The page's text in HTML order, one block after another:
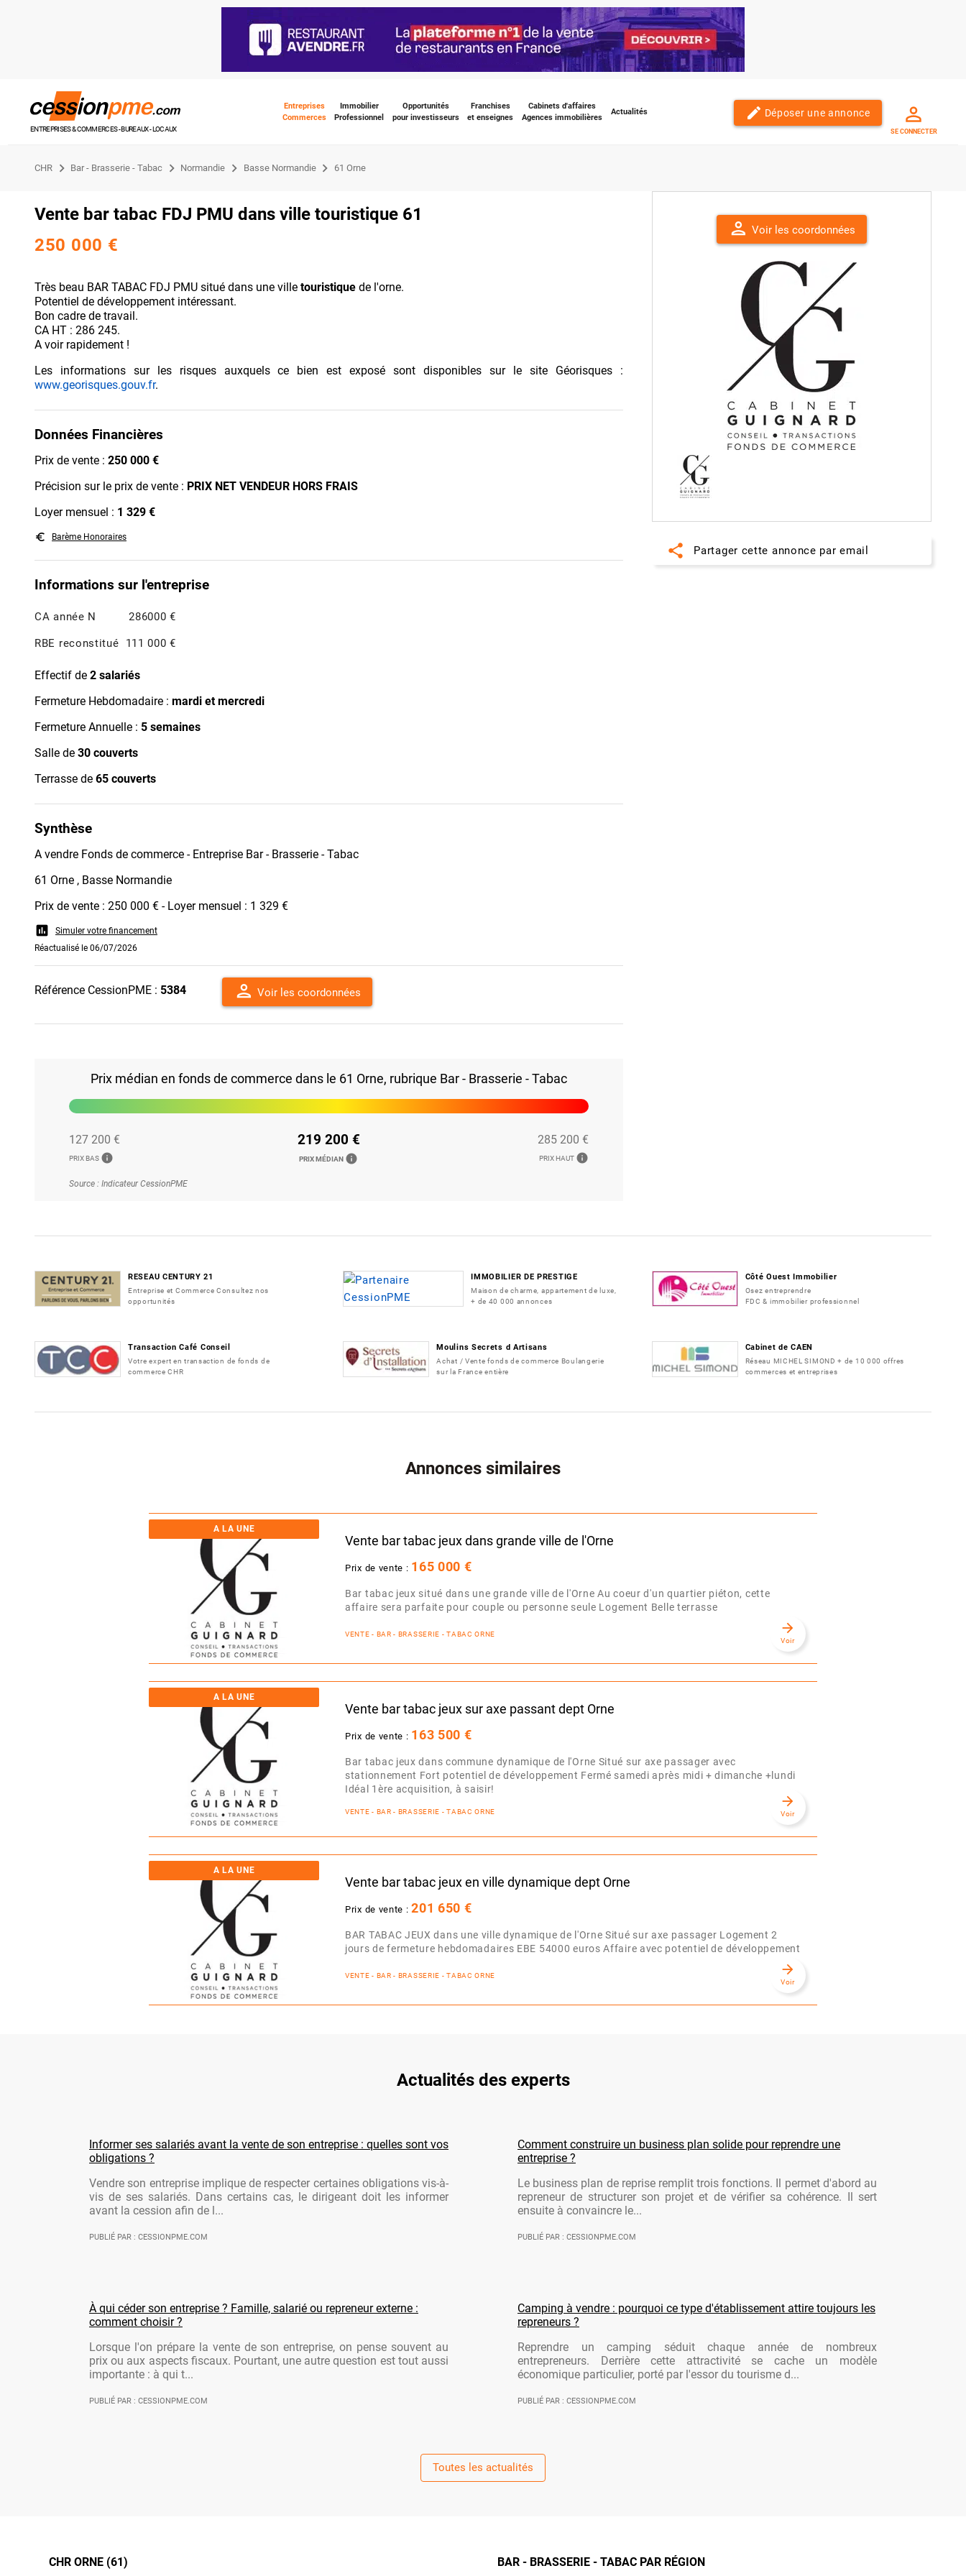
ENTREPRISES & COMMERCES - BUREAUX - LOCAUX
Entreprises
Commerces
Immobilier
Professionnel
Opportunités
pour investisseurs
Franchises
et enseignes
Cabinets d'affaires
Agences immobilières
Actualités edit Déposer une annonce
SE CONNECTER
CHR Bar - Brasserie - Tabac Normandie Basse Normandie 61 Orne
Vente bar tabac FDJ PMU dans ville touristique 61
250 000 €
Très beau BAR TABAC FDJ PMU situé dans une ville touristique de l'orne.
Potentiel de développement intéressant.
Bon cadre de travail.
CA HT : 286 245.
A voir rapidement !
Les informations sur les risques auxquels ce bien est exposé sont disponibles sur le site Géorisques :
www.georisques.gouv.fr.
Données Financières
Prix de vente : 250 000 €
Précision sur le prix de vente : PRIX NET VENDEUR HORS FRAIS
Loyer mensuel : 1 329 €
euro_symbol Barème Honoraires
Informations sur l'entreprise
CA année N 286000 €
RBE reconstitué 111 000 €
Effectif de 2 salariés
Fermeture Hebdomadaire : mardi et mercredi
Fermeture Annuelle : 5 semaines
Salle de 30 couverts
Terrasse de 65 couverts
Synthèse
A vendre Fonds de commerce - Entreprise Bar - Brasserie - Tabac
61 Orne , Basse Normandie
Prix de vente : 250 000 € - Loyer mensuel : 1 329 €
assessment
Simuler votre financement
Réactualisé le 06/07/2026
Référence CessionPME : 5384 person Voir les coordonnées
Prix médian en fonds de commerce dans le 61 Orne, rubrique Bar - Brasserie - Tabac
127 200 €
PRIX BAS info
219 200 €
PRIX MÉDIAN info
285 200 €
PRIX HAUT info
Source : Indicateur CessionPME
person Voir les coordonnées
share Partager cette annonce par email
RESEAU CENTURY 21
Entreprise et Commerce Consultez nos
opportunités
IMMOBILIER DE PRESTIGE
Maison de charme, appartement de luxe,
+ de 40 000 annonces
Côté Ouest Immobilier
Osez entreprendre
FDC & immobilier professionnel
Transaction Café Conseil
Votre expert en transaction de fonds de
commerce CHR
Moulins Secrets d Artisans
Achat / Vente fonds de commerce Boulangerie
sur la France entière
Cabinet de CAEN
Réseau MICHEL SIMOND + de 10 000 offres
commerces et entreprises
Annonces similaires
A LA UNE
Vente bar tabac jeux dans grande ville de l'Orne
Prix de vente : 165 000 €
Bar tabac jeux situé dans une grande ville de l'Orne Au coeur d'un quartier piéton, cette
affaire sera parfaite pour couple ou personne seule Logement Belle terrasse
VENTE - BAR - BRASSERIE - TABAC ORNE arrow_forward
Voir
A LA UNE
Vente bar tabac jeux sur axe passant dept Orne
Prix de vente : 163 500 €
Bar tabac jeux dans commune dynamique de l'Orne Situé sur axe passager avec
stationnement Fort potentiel de développement Fermé samedi après midi + dimanche +lundi
Idéal 1ère acquisition, à saisir!
VENTE - BAR - BRASSERIE - TABAC ORNE
arrow_forward
Voir
A LA UNE
Vente bar tabac jeux en ville dynamique dept Orne
Prix de vente :201 650 €
BAR TABAC JEUX dans une ville dynamique de l'Orne Situé sur axe passager Logement 2
jours de fermeture hebdomadaires EBE 54000 euros Affaire avec potentiel de développement
VENTE - BAR - BRASSERIE - TABAC ORNE arrow_forward
Voir
Actualités des experts
Informer ses salariés avant la vente de son entreprise : quelles sont vos
obligations ?
Vendre son entreprise implique de respecter certaines obligations vis-à-
vis de ses salariés. Dans certains cas, le dirigeant doit les informer
avant la cession afin de l...
PUBLIÉ PAR : CESSIONPME.COM
Comment construire un business plan solide pour reprendre une
entreprise ?
Le business plan de reprise remplit trois fonctions. Il permet d'abord au
repreneur de structurer son projet et de vérifier sa cohérence. Il sert
ensuite à convaincre le...
PUBLIÉ PAR : CESSIONPME.COM
À qui céder son entreprise ? Famille, salarié ou repreneur externe :
comment choisir ?
Lorsque l'on prépare la vente de son entreprise, on pense souvent au
prix ou aux aspects fiscaux. Pourtant, une autre question est tout aussi
importante : à qui t...
PUBLIÉ PAR : CESSIONPME.COM
Camping à vendre : pourquoi ce type d'établissement attire toujours les
repreneurs ?
Reprendre un camping séduit chaque année de nombreux
entrepreneurs. Derrière cette attractivité se cache un modèle
économique particulier, porté par l'essor du tourisme d...
PUBLIÉ PAR : CESSIONPME.COM
Toutes les actualités
CHR ORNE (61) BAR - BRASSERIE - TABAC PAR RÉGION